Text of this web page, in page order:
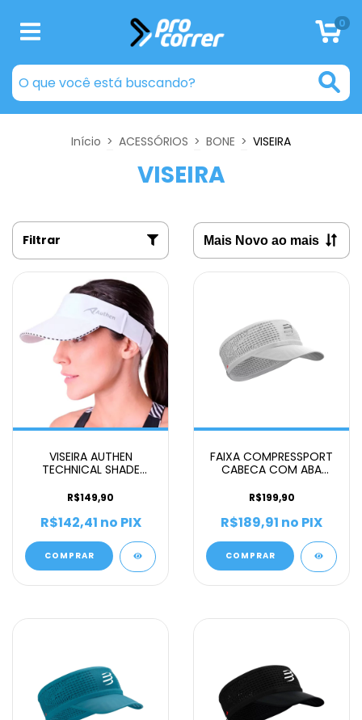
0
Início > ACESSÓRIOS > BONE > VISEIRA
VISEIRA
Filtrar
VISEIRA AUTHEN
TECHNICAL SHADE
BRANCO
R$149,90
R$142,41 no PIX
COMPRAR
FAIXA COMPRESSPORT
CABECA COM ABA
R$199,90
R$189,91 no PIX
COMPRAR